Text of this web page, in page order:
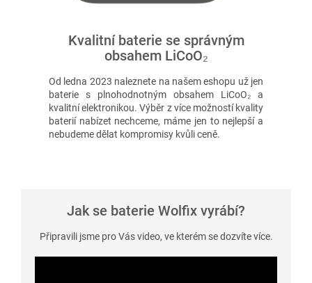
Kvalitní baterie se správným
obsahem LiCoO₂
Od ledna 2023 naleznete na našem eshopu už jen
baterie s plnohodnotným obsahem LiCoO₂ a
kvalitní elektronikou. Výběr z více možností kvality
baterií nabízet nechceme, máme jen to nejlepší a
nebudeme dělat kompromisy kvůli ceně.
Jak se baterie Wolfix vyrábí?
Připravili jsme pro Vás video, ve kterém se dozvíte více.